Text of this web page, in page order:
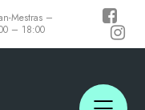
Mestras –
– 18:00